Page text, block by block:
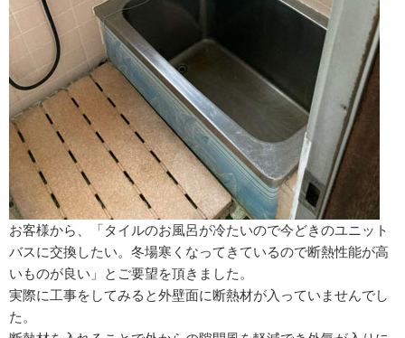
お客様から、「タイルのお風呂が冷たいので今どきのユニット
バスに交換したい。冬場寒くなってきているので断熱性能が高
いものが良い」とご要望を頂きました。
実際に工事をしてみると外壁面に断熱材が入っていませんでし
た。